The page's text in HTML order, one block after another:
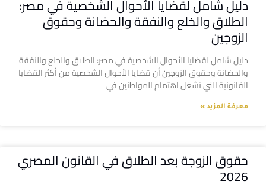
دليل شامل لقضايا الأحوال الشخصية في مصر:
الطلاق والخلع والنفقة والحضانة وحقوق
الزوجين
دليل شامل لقضايا الأحوال الشخصية في مصر: الطلاق والخلع والنفقة
والحضانة وحقوق الزوجين أن قضايا الأحوال الشخصية من أكثر القضايا
القانونية التي تشغل اهتمام المواطنين في
معرفة المزيد »
حقوق الزوجة بعد الطلاق في القانون المصري
2026